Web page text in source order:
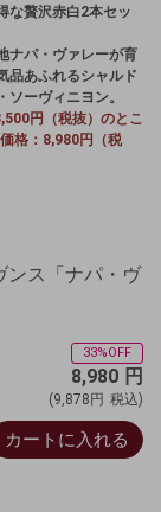
な贅沢赤白2本セッ
ナパ・ヴァレーが育
品あふれるシャルド
ソーヴィニヨン。
円（税抜）のとこ
格：8,980円（税
ンス「ナパ・ヴ
33%OFF
8,980 円
(9,878円 税込)
カートに入れる